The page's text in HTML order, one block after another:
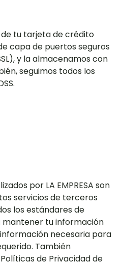
tu tarjeta de crédito
capa de puertos seguros
y la almacenamos con
seguimos todos los
por LA EMPRESA son
servicios de terceros
los estándares de
mantener tu información
necesaria para
También
de Privacidad de